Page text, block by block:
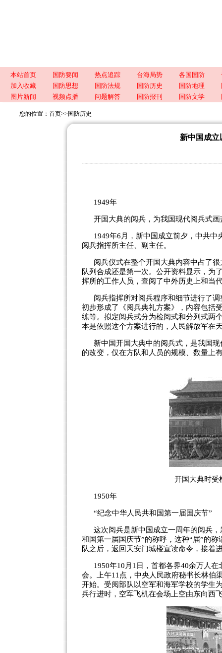
本站首页 国防要闻 热点追踪 台海局势 各国国防
加入收藏
国防思想 国防法规 国防历史 国防地理
图片新闻
视频点播 问题解答 国防报刊 国防文学
您的位置： 首页>> 国防历史
新中国成立
1949年
开国大典的阅兵，为我国现代阅兵式画
1949年6月，新中国成立前夕，中共
阅兵指挥所主任、副主任。
阅兵仪式在整个开国大典内容中占了
队列合成还是第一次。公开资料显示，为
挥所的工作人员，查阅了中外历史上和当
阅兵指挥所对阅兵程序和细节进行了
初步形成了《阅兵典礼方案》，内容包括
练等。拟定阅兵式分为检阅式和分列式两
本是依照这个方案进行的，人民解放军在
新中国开国大典中的阅兵式，是我国
的改变，仅在方队和人员的规模、数量上
开国大典时受
1950年
“纪念中华人民共和国第一届国庆节”
这次阅兵是新中国成立一周年的阅兵
和国第一届国庆节”的称呼，这种“届”的
队之后，返回天安门城楼宣读命令，接着
1950年10月1日，首都各界40余万人
会。上午11点，中央人民政府秘书长林伯
开始。受阅部队以空军和海军学校的学生
兵行进时，空军飞机在会场上空由东向西